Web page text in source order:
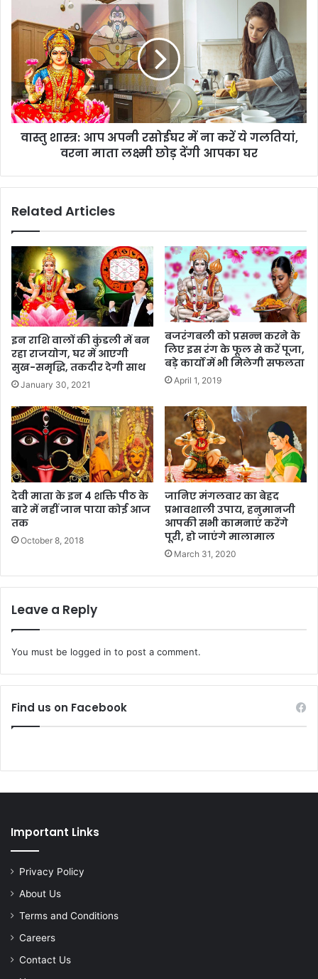
वास्तु शास्त्र: आप अपनी रसोईघर में ना करें ये गलतियां,
वरना माता लक्ष्मी छोड़ देंगी आपका घर
Related Articles
इन राशि वालों की कुंडली में बन
रहा राजयोग, घर में आएगी
सुख-समृद्धि, तकदीर देगी साथ
January 30, 2021
बजरंगबली को प्रसन्न करने के
लिए इस रंग के फूल से करें पूजा,
बड़े कार्यो में भी मिलेगी सफलता
April 1, 2019
देवी माता के इन 4 शक्ति पीठ के
बारे में नहीं जान पाया कोई आज
तक
October 8, 2018
जानिए मंगलवार का बेहद
प्रभावशाली उपाय, हनुमानजी
आपकी सभी कामनाएं करेंगे
पूरी, हो जाएंगे मालामाल
March 31, 2020
Leave a Reply
You must be logged in to post a comment.
Find us on Facebook
Important Links
Privacy Policy
About Us
Terms and Conditions
Careers
Contact Us